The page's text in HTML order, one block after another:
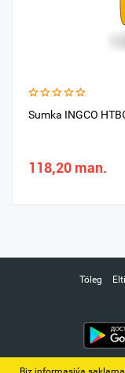
Sumka INGCO
118,20 man.
Töleg